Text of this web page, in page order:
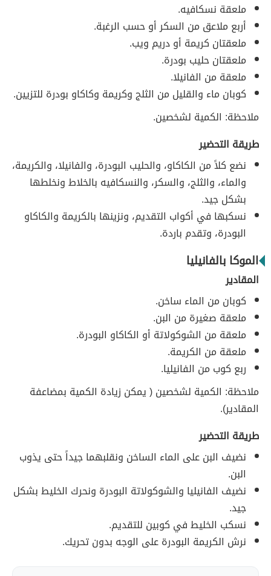
ملعقة نسكافيه.
أربع ملاعق من السكر أو حسب الرغبة.
ملعقتان كريمة أو دريم ويب.
ملعقتان حليب بودرة.
ملعقة من الفانيلا.
كوبان ماء والقليل من الثلج وكريمة وكاكاو بودرة للتزيين.
ملاحظة: الكمية لشخصين.
طريقة التحضير
نضع كلاً من الكاكاو، والحليب البودرة، والفانيلا، والكريمة،
والماء، والثلج، والسكر، والنسكافيه بالخلاط ونخلطها
بشكل جيد.
نسكبها في أكواب التقديم، ونزينها بالكريمة والكاكاو
البودرة، وتقدم باردة.
الموكا بالفانيليا
المقادير
كوبان من الماء ساخن.
ملعقة صغيرة من البن.
ملعقة من الشوكولاتة أو الكاكاو البودرة.
ملعقة من الكريمة.
ربع كوب من الفانيليا.
ملاحظة: الكمية لشخصين ( يمكن زيادة الكمية بمضاعفة
المقادير).
طريقة التحضير
نضيف البن على الماء الساخن ونقلبهما جيداً حتى يذوب
البن.
نضيف الفانيليا والشوكولاتة البودرة ونحرك الخليط بشكل
جيد.
نسكب الخليط في كوبين للتقديم.
نرش الكريمة البودرة على الوجه بدون تحريك.